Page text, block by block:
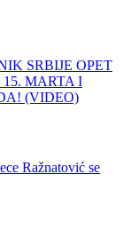
SRBIJE OPET
MARTA I
(VIDEO)
Ražnatović se